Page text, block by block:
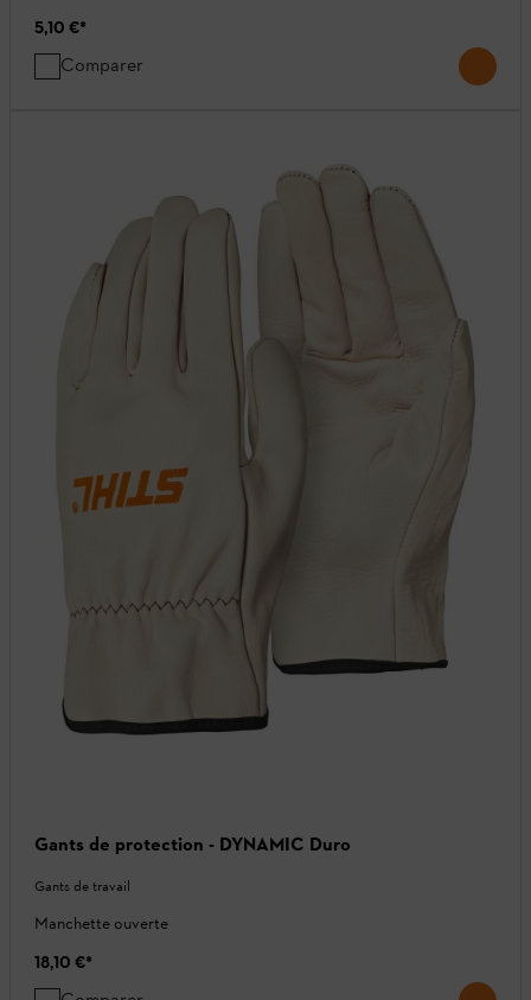
5,10 €*
Comparer
Gants de protection - DYNAMIC Duro
Gants de travail
Manchette ouverte
18,10 €*